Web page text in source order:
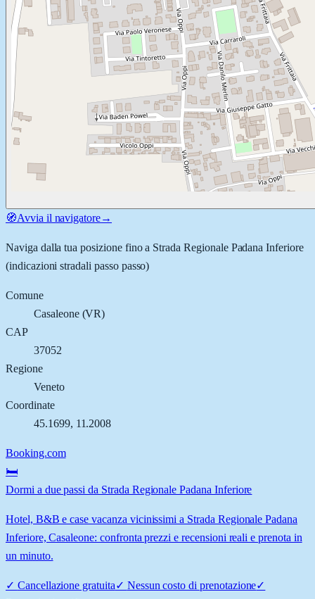
🧭Avvia il navigatore→
Naviga dalla tua posizione fino a Strada Regionale Padana Inferiore
(indicazioni stradali passo passo)
Comune
Casaleone(VR)
CAP
37052
Regione
Veneto
Coordinate
45.1699, 11.2008
Booking.com
🛏️
Dormi a due passi da Strada Regionale Padana Inferiore
Hotel, B&B e case vacanza vicinissimi a Strada Regionale Padana
Inferiore, Casaleone: confronta prezzi e recensioni reali e prenota in
un minuto.
✓ Cancellazione gratuita✓ Nessun costo di prenotazione✓